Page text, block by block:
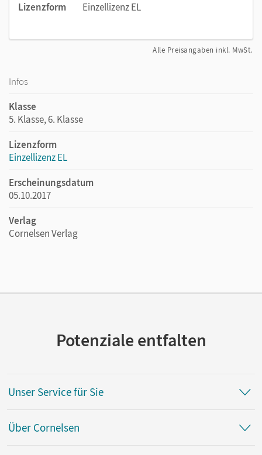
Lizenzform
Einzellizenz EL
Alle Preisangaben inkl. MwSt.
Infos
Klasse
5. Klasse, 6. Klasse
Lizenzform
Einzellizenz EL
Erscheinungsdatum
05.10.2017
Verlag
Cornelsen Verlag
Potenziale entfalten
Unser Service für Sie
Über Cornelsen